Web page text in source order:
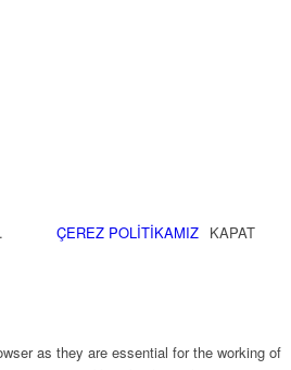
ÇEREZ POLİTİKAMIZ KAPAT
as they are essential for the working of